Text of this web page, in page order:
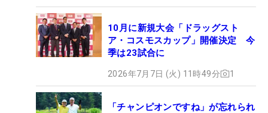
10月に新規大会「ドラッグスト
ア・コスモスカップ」開催決定 今
季は23試合に
2026年7月7日 (火) 11時49分 1
「チャンピオンですね」が忘れられ